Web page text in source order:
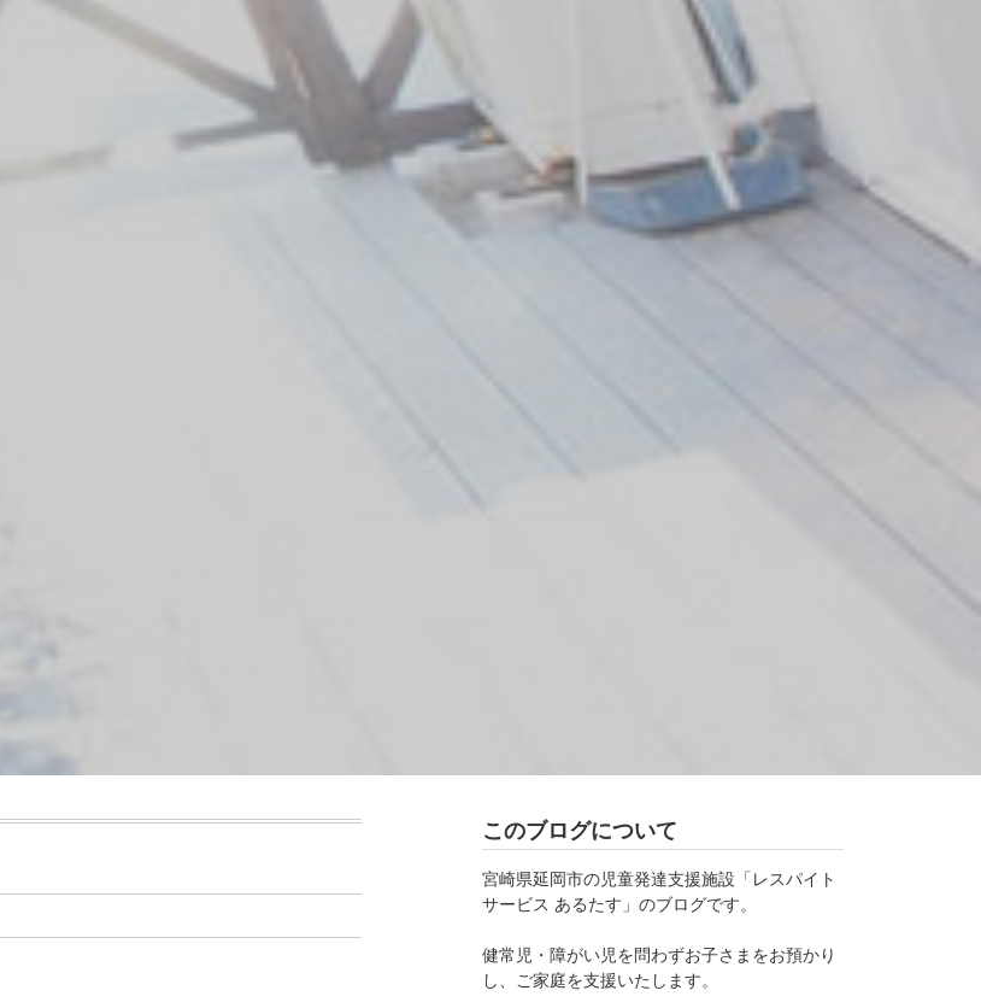
このブログについて
宮崎県延岡市の児童発達支援施設「レスパイト
サービス あるたす」のブログです。
健常児・障がい児を問わずお子さまをお預かり
し、ご家庭を支援いたします。